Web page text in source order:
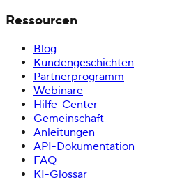
Ressourcen
Blog
Kundengeschichten
Partnerprogramm
Webinare
Hilfe-Center
Gemeinschaft
Anleitungen
API-Dokumentation
FAQ
KI-Glossar